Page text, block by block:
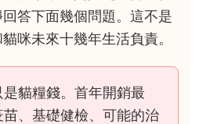
答下面幾個問題。這不是
咪未來十幾年生活負責。
是貓糧錢。首年開銷最
、基礎健檢、可能的治